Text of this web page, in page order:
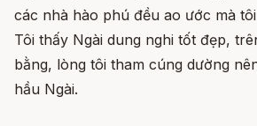
các nhà hào phú đều ao ước mà
Tôi thấy Ngài dung nghi tốt đẹp,
bằng, lòng tôi tham cúng dường
hầu Ngài.